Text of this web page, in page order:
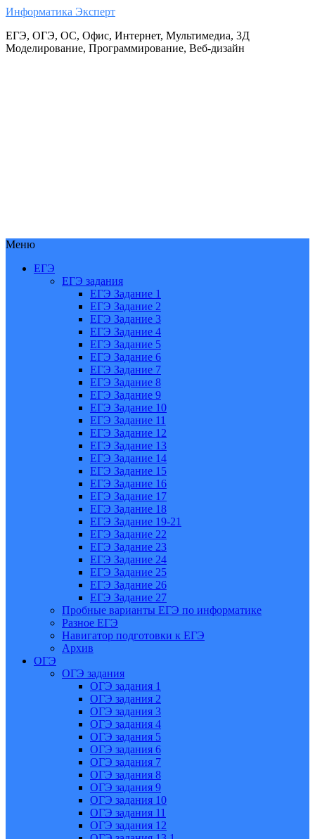
Информатика Эксперт
ЕГЭ, ОГЭ, ОС, Офис, Интернет, Мультимедиа, 3Д
Моделирование, Программирование, Веб-дизайн
Меню
ЕГЭ
ЕГЭ задания
ЕГЭ Задание 1
ЕГЭ Задание 2
ЕГЭ Задание 3
ЕГЭ Задание 4
ЕГЭ Задание 5
ЕГЭ Задание 6
ЕГЭ Задание 7
ЕГЭ Задание 8
ЕГЭ Задание 9
ЕГЭ Задание 10
ЕГЭ Задание 11
ЕГЭ Задание 12
ЕГЭ Задание 13
ЕГЭ Задание 14
ЕГЭ Задание 15
ЕГЭ Задание 16
ЕГЭ Задание 17
ЕГЭ Задание 18
ЕГЭ Задание 19-21
ЕГЭ Задание 22
ЕГЭ Задание 23
ЕГЭ Задание 24
ЕГЭ Задание 25
ЕГЭ Задание 26
ЕГЭ Задание 27
Пробные варианты ЕГЭ по информатике
Разное ЕГЭ
Навигатор подготовки к ЕГЭ
Архив
ОГЭ
ОГЭ задания
ОГЭ задания 1
ОГЭ задания 2
ОГЭ задания 3
ОГЭ задания 4
ОГЭ задания 5
ОГЭ задания 6
ОГЭ задания 7
ОГЭ задания 8
ОГЭ задания 9
ОГЭ задания 10
ОГЭ задания 11
ОГЭ задания 12